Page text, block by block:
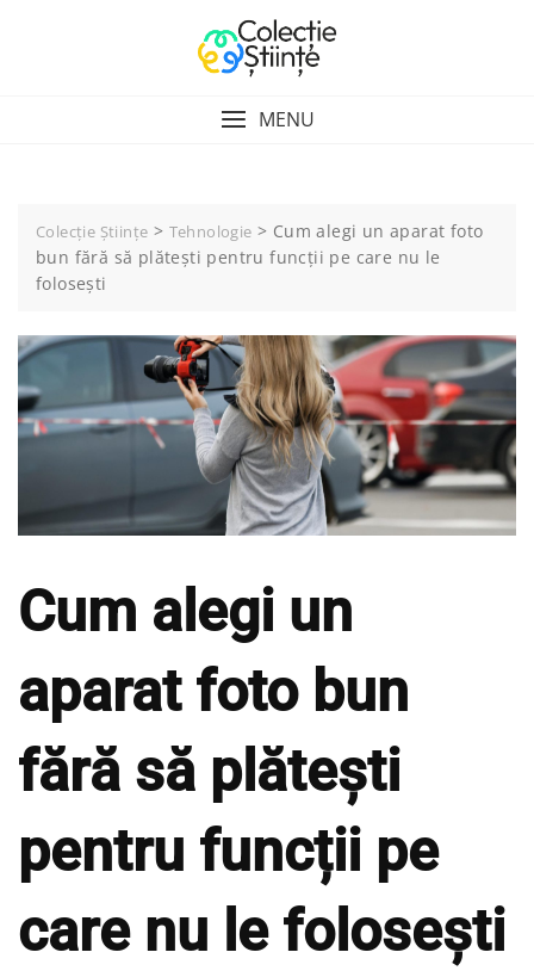
MENU
Colecție Științe > Tehnologie > Cum alegi un aparat foto
bun fără să plătești pentru funcții pe care nu le
folosești
Cum alegi un
aparat foto bun
fără să plătești
pentru funcții pe
care nu le folosești